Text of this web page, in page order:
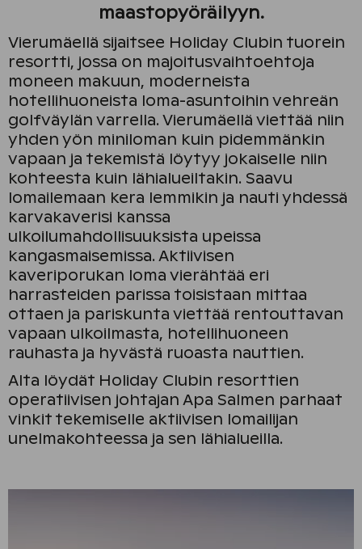
maastopyöräilyyn.
Vierumäellä sijaitsee Holiday Clubin tuorein
resortti, jossa on majoitusvaihtoehtoja
moneen makuun, moderneista
hotellihuoneista loma-asuntoihin vehreän
golfväylän varrella. Vierumäellä viettää niin
yhden yön miniloman kuin pidemmänkin
vapaan ja tekemistä löytyy jokaiselle niin
kohteesta kuin lähialueiltakin. Saavu
lomailemaan kera lemmikin ja nauti yhdessä
karvakaverisi kanssa
ulkoilumahdollisuuksista upeissa
kangasmaisemissa. Aktiivisen
kaveriporukan loma vierähtää eri
harrasteiden parissa toisistaan mittaa
ottaen ja pariskunta viettää rentouttavan
vapaan ulkoilmasta, hotellihuoneen
rauhasta ja hyvästä ruoasta nauttien.
Alta löydät Holiday Clubin resorttien
operatiivisen johtajan Apa Salmen parhaat
vinkit tekemiselle aktiivisen lomailijan
unelmakohteessa ja sen lähialueilla.